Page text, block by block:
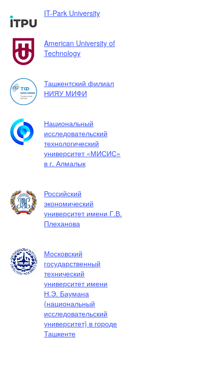
IT-Park University
American University of
Technology
Ташкентский филиал
НИЯУ МИФИ
Национальный
исследовательский
технологический
университет «МИСИС»
в г. Алмалык
Российский
экономический
университет имени Г.В.
Плеханова
Московский
государственный
технический
университет имени
Н.Э. Баумана
(национальный
исследовательский
университет) в городе
Ташкенте